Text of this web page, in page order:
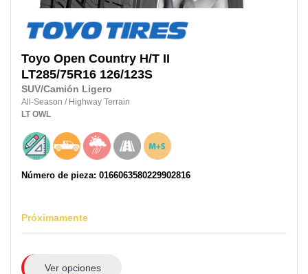
Toyo Open Country H/T II
LT285/75R16 126/123S
SUV/Camión Ligero
All-Season / Highway Terrain
LT OWL
Número de pieza: 0166063580229902816
Próximamente
Ver opciones